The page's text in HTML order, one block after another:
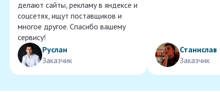
делают сайты, рекламу в яндексе и
соцсетях, ищут поставщиков и
многое другое. Спасибо вашему
сервису!
Руслан
Заказчик
Станислав
Заказчик